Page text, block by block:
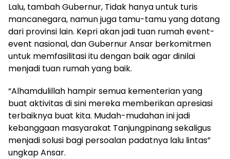
Lalu, tambah Gubernur, Tidak hanya untuk turis
mancanegara, namun juga tamu-tamu yang datang
dari provinsi lain. Kepri akan jadi tuan rumah event-
event nasional, dan Gubernur Ansar berkomitmen
untuk memfasilitasi itu dengan baik agar dinilai
menjadi tuan rumah yang baik.
“Alhamdulillah hampir semua kementerian yang
buat aktivitas di sini mereka memberikan apresiasi
terbaiknya buat kita. Mudah-mudahan ini jadi
kebanggaan masyarakat Tanjungpinang sekaligus
menjadi solusi bagi persoalan padatnya lalu lintas”
ungkap Ansar.